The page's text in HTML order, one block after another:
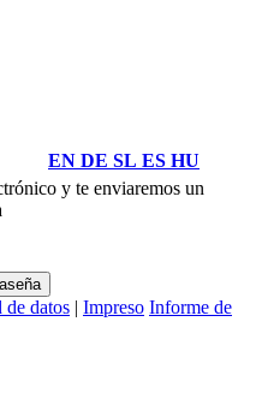
EN DE SL ES HU
y te enviaremos un
de datos | Impreso Informe de